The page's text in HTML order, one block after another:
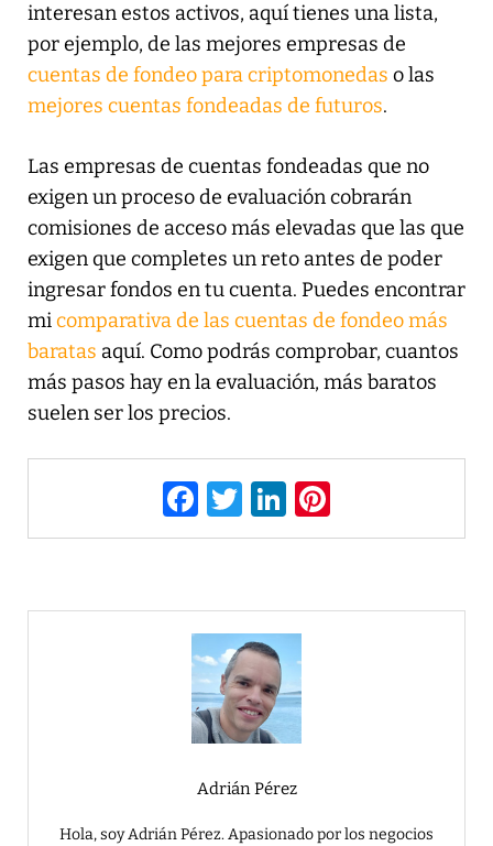
interesan estos activos, aquí tienes una lista,
por ejemplo, de las mejores empresas de
cuentas de fondeo para criptomonedas o las
mejores cuentas fondeadas de futuros.
Las empresas de cuentas fondeadas que no
exigen un proceso de evaluación cobrarán
comisiones de acceso más elevadas que las que
exigen que completes un reto antes de poder
ingresar fondos en tu cuenta. Puedes encontrar
micomparativa de las cuentas de fondeo más
baratas aquí. Como podrás comprobar, cuantos
más pasos hay en la evaluación, más baratos
suelen ser los precios.
F
a
b
o
o
k
T
w
r
Li
n
dI
n
Adrián Pérez
Hola, soy Adrián Pérez. Apasionado por los negocios